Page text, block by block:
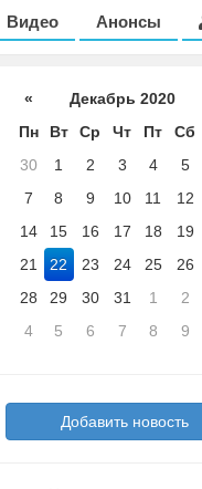
Видео Анонсы
« Декабрь 2020
Пн
Вт Ср Чт Пт Сб
30
1 2 3 4 5
7
8 9 10 11 12
14
15 16 17 18 19
21
22 23 24 25 26
28
29 30 31 1 2
4
5 6 7 8 9
Добавить новость